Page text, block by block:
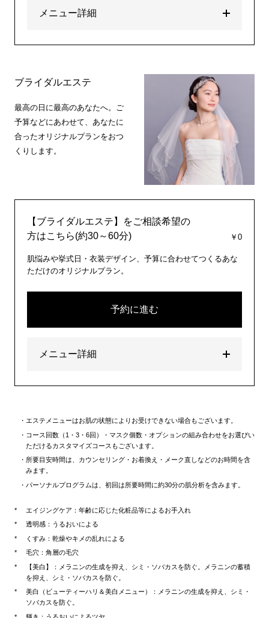
メニュー詳細
ブライダルエステ
最高の日に最高のあなたへ。ご
予算などにあわせて、あなたに
合ったオリジナルプランをおつ
くりします。
【ブライダルエステ】をご相談希望の
方はこちら(約30～60分)
￥0
肌悩みや挙式日・衣装デザイン、予算に合わせてつくるあな
ただけのオリジナルプラン。
予約に進む
メニュー詳細
エステメニューはお肌の状態によりお受けできない場合もございます。
コース回数（1・3・6回）・マスク個数・オプションの組み合わせをお選びい
ただけるカスタマイズコースもございます。
所要目安時間は、カウンセリング・お着換え・メーク直しなどのお時間を含
みます。
パーソナルプログラムは、初回は所要時間に約30分の肌分析を含みます。
エイジングケア：年齢に応じた化粧品等によるお手入れ
透明感：うるおいによる
くすみ：乾燥やキメの乱れによる
毛穴：角層の毛穴
【美白】：メラニンの生成を抑え、シミ・ソバカスを防ぐ。メラニンの蓄積
を抑え、シミ・ソバカスを防ぐ。
美白（ビューティーハリ＆美白メニュー）：メラニンの生成を抑え、シミ・
ソバカスを防ぐ。
輝き：うるおいによるツヤ